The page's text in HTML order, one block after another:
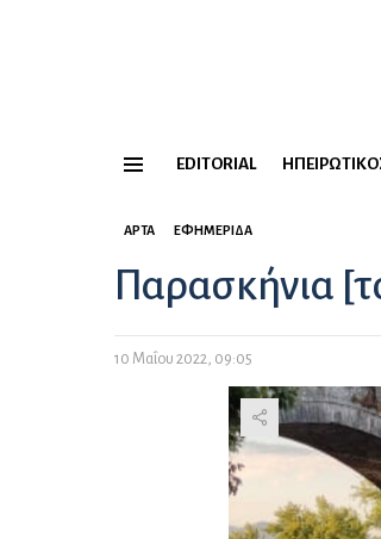
EDITORIAL
ΆΡΤΑ ΕΦΗΜΕΡΊΔΑ
Παρασκήνια
10 Μαΐου 2022, 09:05